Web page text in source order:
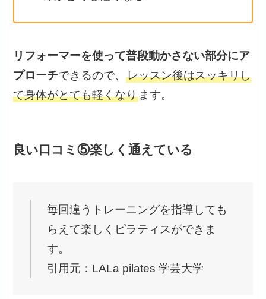
リフォーマーを使って普段動かさない部分にア
プローチできるので、レッスン後はスッキリし
て身体がとても軽くなり ます。
良い口コミ⑤楽しく通えている
毎回違うトレーニングを指導しても
らえて楽しくピラティスができま
す。
引用元：LALa pilates 学芸大学